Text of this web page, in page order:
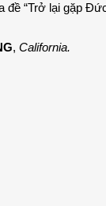
đề “Trở lại gặp
, California.